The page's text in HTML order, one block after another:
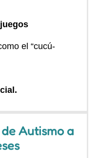
el “cucú-
Autismo a